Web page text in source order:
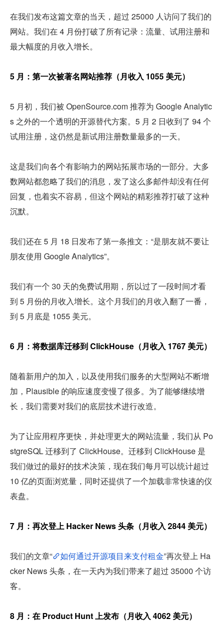
在我们发布这篇文章的当天，超过 25000 人访问了我们的
网站。我们在 4 月份打破了所有记录：流量、试用注册和
最大幅度的月收入增长。
5 月：第一次被著名网站推荐（月收入 1055 美元）
5 月初，我们被 OpenSource.com 推荐为 Google Analytic
s 之外的一个透明的开源替代方案。5 月 2 日收到了 94 个
试用注册，这仍然是新试用注册数量最多的一天。
这是我们向各个有影响力的网站拓展市场的一部分。大多
数网站都忽略了我们的消息，发了这么多邮件却没有任何
回复，也着实不容易，但这个网站的精彩推荐打破了这种
沉默。
我们还在 5 月 18 日发布了第一条推文：“是朋友就不要让
朋友使用 Google Analytics”。
我们有一个 30 天的免费试用期，所以过了一段时间才看
到 5 月份的月收入增长。这个月我们的月收入翻了一番，
到 5 月底是 1055 美元。
6 月：将数据库迁移到 ClickHouse（月收入 1767 美元）
随着新用户的加入，以及使用我们服务的大型网站不断增
加，Plausible 的响应速度变慢了很多。为了能够继续增
长，我们需要对我们的底层技术进行改造。
为了让应用程序更快，并处理更大的网站流量，我们从 Po
stgreSQL 迁移到了 ClickHouse。迁移到 ClickHouse 是
我们做过的最好的技术决策，现在我们每月可以统计超过
10 亿的页面浏览量，同时还提供了一个加载非常快速的仪
表盘。
7 月：再次登上 Hacker News 头条（月收入 2844 美元）
我们的文章“ 如何通过开源项目来支付租金”再次登上 Ha
cker News 头条，在一天内为我们带来了超过 35000 个访
客。
8 月：在 Product Hunt 上发布（月收入 4062 美元）